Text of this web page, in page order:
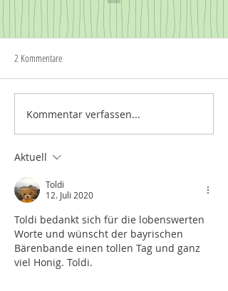
Dune Du Pyla
2 Kommentare
Kommentar verfassen...
Aktuell
Toldi
12. Juli 2020
Toldi bedankt sich für die lobenswerten
Worte und wünscht der bayrischen
Bärenbande einen tollen Tag und ganz
viel Honig. Toldi.